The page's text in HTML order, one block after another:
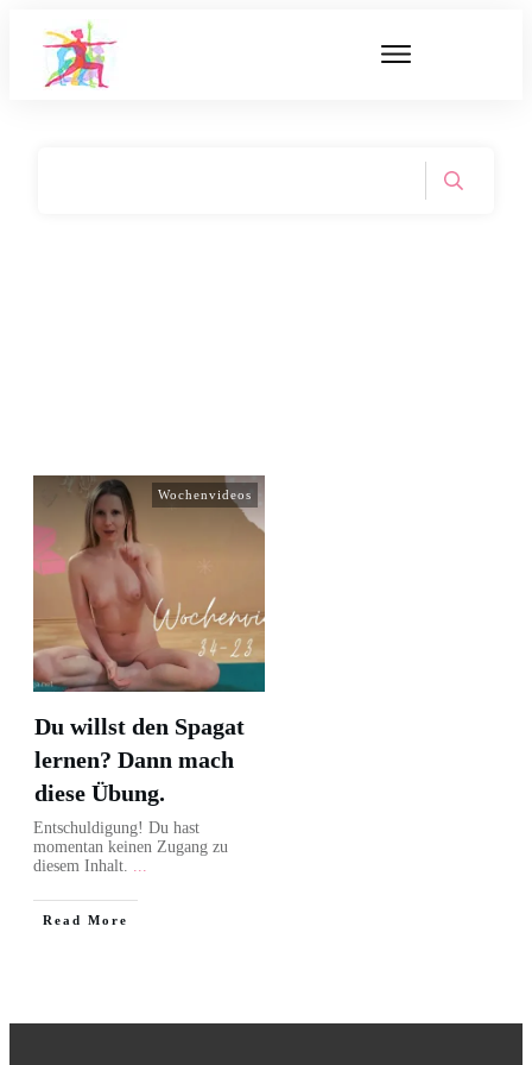
Wochenvideos
Du willst den Spagat
lernen? Dann mach
diese Übung.
Entschuldigung! Du hast
momentan keinen Zugang zu
diesem Inhalt. ...
Read More